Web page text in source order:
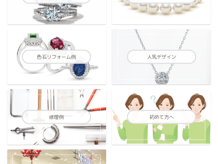
色石リフォーム例 人気デザイン
修理例 初めて方へ